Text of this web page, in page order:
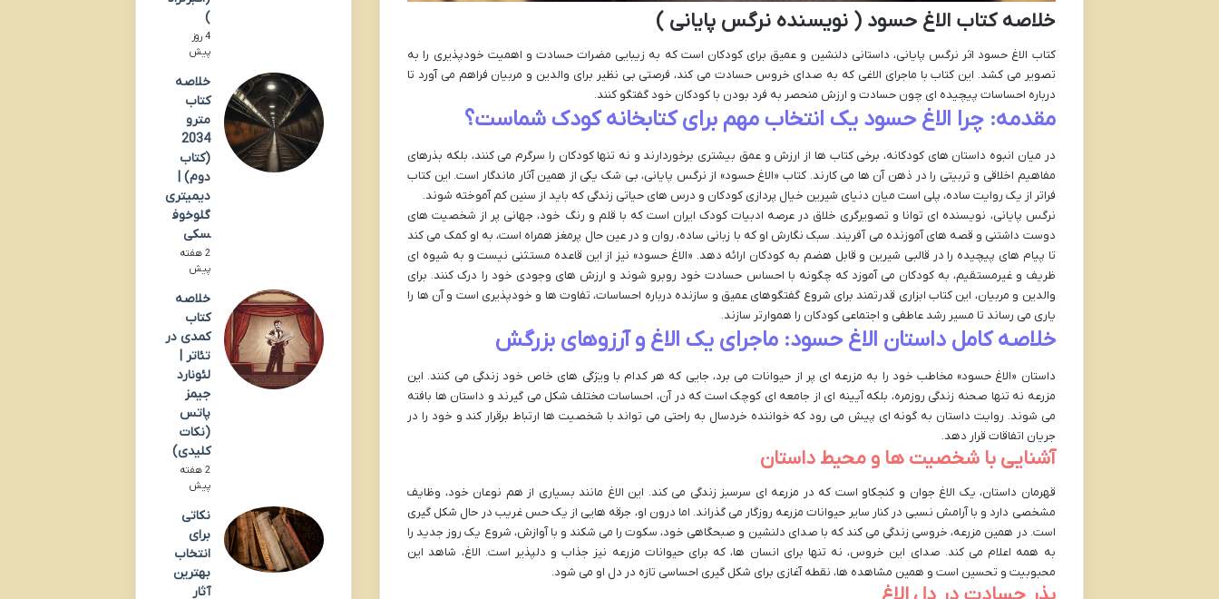
خلاصه کتاب الاغ حسود ( نویسنده نرگس پایانی )
کتاب الاغ حسود اثر نرگس پایانی، داستانی دلنشین و عمیق برای کودکان است که به زیبایی مضرات حسادت و اهمیت خودپذیری را به
تصویر می کشد. این کتاب با ماجرای الاغی که به صدای خروس حسادت می کند، فرصتی بی نظیر برای والدین و مربیان فراهم می آورد تا
درباره احساسات پیچیده ای چون حسادت و ارزش منحصر به فرد بودن با کودکان خود گفتگو کنند.
مقدمه: چرا الاغ حسود یک انتخاب مهم برای کتابخانه کودک شماست؟
در میان انبوه داستان های کودکانه، برخی کتاب ها از ارزش و عمق بیشتری برخوردارند و نه تنها کودکان را سرگرم می کنند، بلکه بذرهای
مفاهیم اخلاقی و تربیتی را در ذهن آن ها می کارند. کتاب «الاغ حسود» از نرگس پایانی، بی شک یکی از همین آثار ماندگار است. این کتاب
فراتر از یک روایت ساده، پلی است میان دنیای شیرین خیال پردازی کودکان و درس های حیاتی زندگی که باید از سنین کم آموخته شوند.
نرگس پایانی، نویسنده ای توانا و تصویرگری خلاق در عرصه ادبیات کودک ایران است که با قلم و رنگ خود، جهانی پر از شخصیت های
دوست داشتنی و قصه های آموزنده می آفریند. سبک نگارش او که با زبانی ساده، روان و در عین حال پرمغز همراه است، به او کمک می کند
تا پیام های پیچیده را در قالبی شیرین و قابل هضم به کودکان ارائه دهد. «الاغ حسود» نیز از این قاعده مستثنی نیست و به شیوه ای
ظریف و غیرمستقیم، به کودکان می آموزد که چگونه با احساس حسادت خود روبرو شوند و ارزش های وجودی خود را درک کنند. برای
والدین و مربیان، این کتاب ابزاری قدرتمند برای شروع گفتگوهای عمیق و سازنده درباره احساسات، تفاوت ها و خودپذیری است و آن ها را
یاری می رساند تا مسیر رشد عاطفی و اجتماعی کودکان را هموارتر سازند.
خلاصه کامل داستان الاغ حسود: ماجرای یک الاغ و آرزوهای بزرگش
داستان «الاغ حسود» مخاطب خود را به مزرعه ای پر از حیوانات می برد، جایی که هر کدام با ویژگی های خاص خود زندگی می کنند. این
مزرعه نه تنها صحنه زندگی روزمره، بلکه آیینه ای از جامعه ای کوچک است که در آن، احساسات مختلف شکل می گیرند و داستان ها بافته
می شوند. روایت داستان به گونه ای پیش می رود که خواننده خردسال به راحتی می تواند با شخصیت ها ارتباط برقرار کند و خود را در
جریان اتفاقات قرار دهد.
آشنایی با شخصیت ها و محیط داستان
قهرمان داستان، یک الاغ جوان و کنجکاو است که در مزرعه ای سرسبز زندگی می کند. این الاغ مانند بسیاری از هم نوعان خود، وظایف
مشخصی دارد و با آرامش نسبی در کنار سایر حیوانات مزرعه روزگار می گذراند. اما درون او، جرقه هایی از یک حس غریب در حال شکل گیری
است. در همین مزرعه، خروسی زندگی می کند که با صدای دلنشین و صبحگاهی خود، سکوت را می شکند و با آوازش، شروع یک روز جدید را
به همه اعلام می کند. صدای این خروس، نه تنها برای انسان ها، که برای حیوانات مزرعه نیز جذاب و دلپذیر است. الاغ، شاهد این
محبوبیت و تحسین است و همین مشاهده ها، نقطه آغازی برای شکل گیری احساسی تازه در دل او می شود.
)
4 روز
پیش
خلاصه
کتاب
مترو
2034
(کتاب
دوم) |
دیمیتری
گلوخوف
سکی
2 هفته
پیش
خلاصه
کتاب
کمدی در
تئاتر |
لئونارد
جیمز
پاتس
(نکات
کلیدی)
2 هفته
پیش
نکاتی
برای
انتخاب
بهترین
آثار